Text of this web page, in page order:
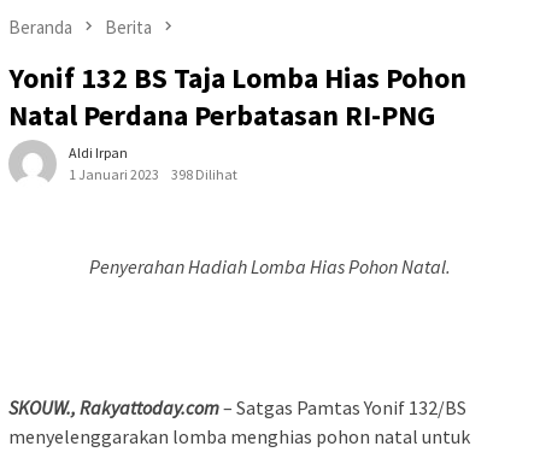
Beranda Berita
Yonif 132 BS Taja Lomba Hias Pohon
Natal Perdana Perbatasan RI-PNG
Aldi Irpan
1 Januari 2023
398 Dilihat
Penyerahan Hadiah Lomba Hias Pohon Natal.
SKOUW., Rakyattoday.com– Satgas Pamtas Yonif 132/BS
menyelenggarakan lomba menghias pohon natal untuk